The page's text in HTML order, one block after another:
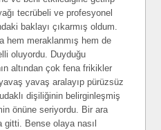
tecrübeli ve profesyonel
baklayı çıkarmış oldum.
hem meraklanmış hem de
oluyordu. Duyduğu
altından çok fena frikikler
yavaş aralayıp pürüzsüz
dişiliğinin belirginleşmiş
önüne seriyordu. Bir ara
gitti. Bense olaya nasıl